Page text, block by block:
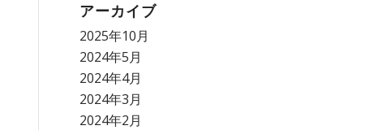
アーカイブ
2025年10月
2024年5月
2024年4月
2024年3月
2024年2月